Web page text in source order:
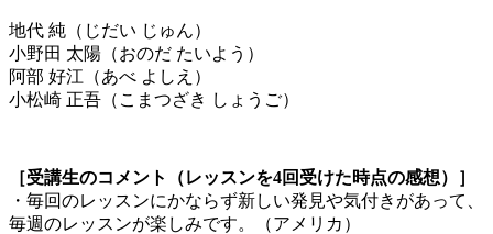
地代 純（じだい じゅん）
小野田 太陽（おのだ たいよう）
阿部 好江（あべ よしえ）
小松崎 正吾（こまつざき しょうご）
［受講生のコメント（レッスンを4回受けた時点の感想）］
・毎回のレッスンにかならず新しい発見や気付きがあって、
毎週のレッスンが楽しみです。（アメリカ）